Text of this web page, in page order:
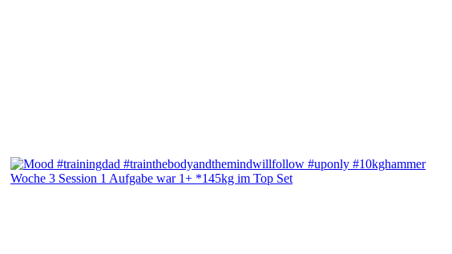
Woche 3 Session 1 Aufgabe war 1+ *145kg im Top Set